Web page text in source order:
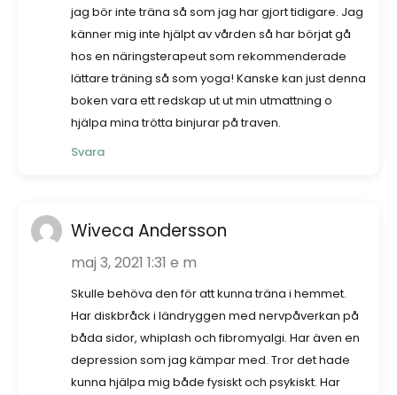
jag bör inte träna så som jag har gjort tidigare. Jag
känner mig inte hjälpt av vården så har börjat gå
hos en näringsterapeut som rekommenderade
lättare träning så som yoga! Kanske kan just denna
boken vara ett redskap ut ut min utmattning o
hjälpa mina trötta binjurar på traven.
Svara
Wiveca Andersson
maj 3, 2021 1:31 e m
Skulle behöva den för att kunna träna i hemmet.
Har diskbråck i ländryggen med nervpåverkan på
båda sidor, whiplash och fibromyalgi. Har även en
depression som jag kämpar med. Tror det hade
kunna hjälpa mig både fysiskt och psykiskt. Har